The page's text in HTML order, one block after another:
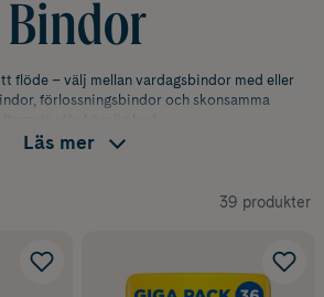
Bindor
flöde – välj mellan vardagsbindor med eller
förlossningsbindor och skonsamma
alternativ för känslig hud.
skydd som fästs i trosan och absorberar
till exempel efter en förlossning.
de är enkla att använda och fungerar
Läs mer
39 produkter